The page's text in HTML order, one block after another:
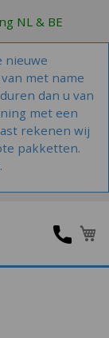
NL & BE
nieuwe
met name
dan u van
met een
rekenen wij
pakketten.